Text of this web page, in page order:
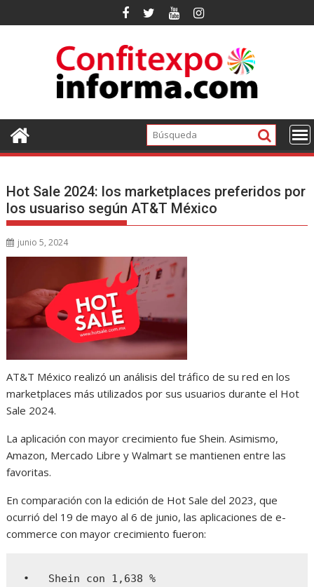
al
Hot Sale 2024: los marketplaces preferidos por
los usuariso según AT&T México
junio 5, 2024
AT&T México realizó un análisis del tráfico de su red en los
marketplaces más utilizados por sus usuarios durante el Hot
Sale 2024.
La aplicación con mayor crecimiento fue Shein. Asimismo,
Amazon, Mercado Libre y Walmart se mantienen entre las
favoritas.
En comparación con la edición de Hot Sale del 2023, que
ocurrió del 19 de mayo al 6 de junio, las aplicaciones de e-
commerce con mayor crecimiento fueron:
•   Shein con 1,638 %